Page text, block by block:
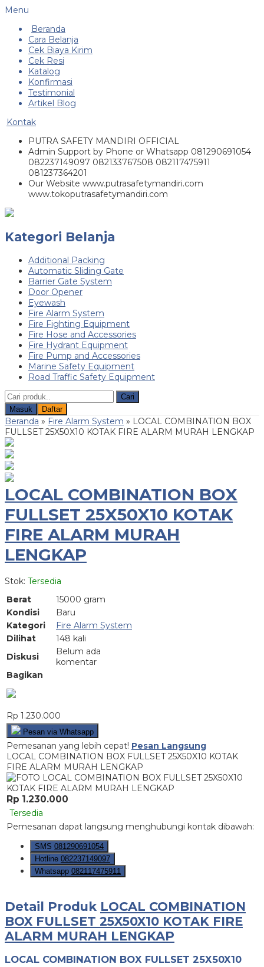
Menu
Beranda
Cara Belanja
Cek Biaya Kirim
Cek Resi
Katalog
Konfirmasi
Testimonial
Artikel Blog
Kontak
PUTRA SAFETY MANDIRI OFFICIAL
Admin Support by Phone or Whatsapp 081290691054
082237149097 082133767508 082117475911
081237364201
Our Website www.putrasafetymandiri.com
www.tokoputrasafetymandiri.com
Kategori Belanja
Additional Packing
Automatic Sliding Gate
Barrier Gate System
Door Opener
Eyewash
Fire Alarm System
Fire Fighting Equipment
Fire Hose and Accessories
Fire Hydrant Equipment
Fire Pump and Accessories
Marine Safety Equipment
Road Traffic Safety Equipment
Cari
Masuk
Daftar
Beranda » Fire Alarm System » LOCAL COMBINATION BOX
FULLSET 25X50X10 KOTAK FIRE ALARM MURAH LENGKAP
LOCAL COMBINATION BOX
FULLSET 25X50X10 KOTAK
FIRE ALARM MURAH
LENGKAP
Stok: Tersedia
Berat
15000 gram
Kondisi
Baru
Kategori
Fire Alarm System
Dilihat
148 kali
Diskusi
Belum ada
komentar
Bagikan
Rp 1.230.000
Pesan via Whatsapp
Pemesanan yang lebih cepat! Pesan Langsung
LOCAL COMBINATION BOX FULLSET 25X50X10 KOTAK
FIRE ALARM MURAH LENGKAP
Rp 1.230.000
Tersedia
Pemesanan dapat langsung menghubungi kontak dibawah:
SMS 081290691054
Hotline 082237149097
Whatsapp 082117475911
Detail Produk LOCAL COMBINATION
BOX FULLSET 25X50X10 KOTAK FIRE
ALARM MURAH LENGKAP
LOCAL COMBINATION BOX FULLSET 25X50X10